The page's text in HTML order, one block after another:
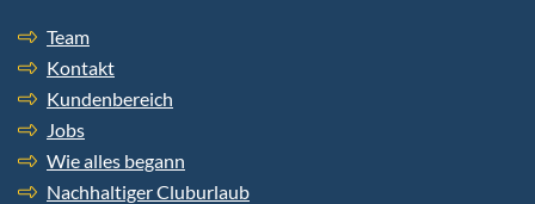
Team
Kontakt
Kundenbereich
Jobs
Wie alles begann
Nachhaltiger Cluburlaub